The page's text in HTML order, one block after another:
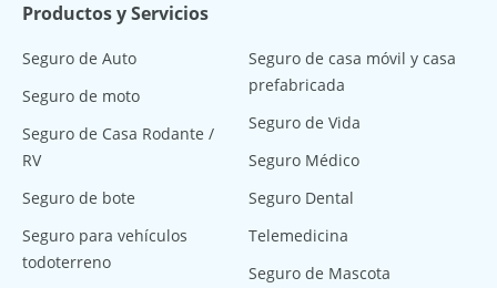
Productos y Servicios
Seguro de Auto
Seguro de moto
Seguro de Casa Rodante /
RV
Seguro de bote
Seguro para vehículos
todoterreno
Seguro de casa móvil y casa
prefabricada
Seguro de Vida
Seguro Médico
Seguro Dental
Telemedicina
Seguro de Mascota